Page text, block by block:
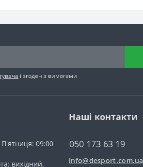
і згоден з вимогами
П'ятниця: 09:00
вихідний.
Наші контакти
050 173 63 19
info@desport.com.ua